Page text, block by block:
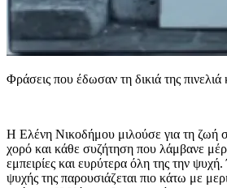
Φράσεις που έδωσαν τη δικιά της πινελιά
Η Ελένη Νικοδήμου μιλούσε για τη ζωή
χορό και κάθε συζήτηση που λάμβανε
εμπειρίες και ευρύτερα όλη της την
ψυχής της παρουσιάζεται πιο κάτω με